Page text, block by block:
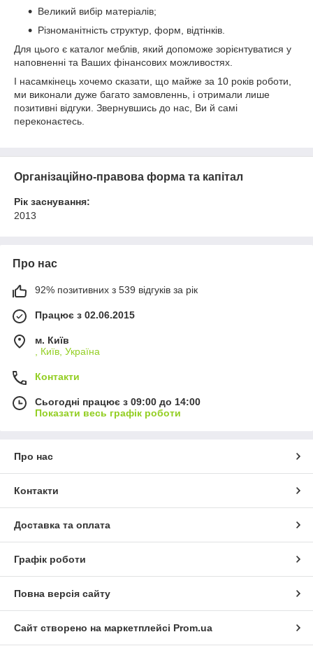
Великий вибір матеріалів;
Різноманітність структур, форм, відтінків.
Для цього є каталог меблів, який допоможе зорієнтуватися у
наповненні та Ваших фінансових можливостях.
І насамкінець хочемо сказати, що майже за 10 років роботи,
ми виконали дуже багато замовленнь, і отримали лише
позитивні відгуки. Звернувшись до нас, Ви й самі
переконаєтесь.
Організаційно-правова форма та капітал
Рік заснування:
2013
Про нас
92% позитивних з 539 відгуків за рік
Працює з 02.06.2015
м. Київ
, Київ, Україна
Контакти
Сьогодні працює з 09:00 до 14:00
Показати весь графік роботи
Про нас
Контакти
Доставка та оплата
Графік роботи
Повна версія сайту
Сайт створено на маркетплейсі Prom.ua